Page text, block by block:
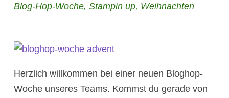
Blog-Hop-Woche, Stampin up, Weihnachten
Herzlich willkommen bei einer neuen Bloghop-
Woche unseres Teams. Kommst du gerade von